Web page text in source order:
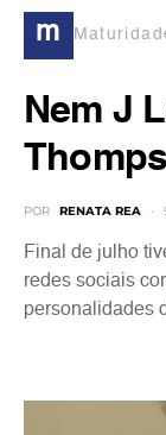
m
Nem J
POR RENATA REA
Final de julho
redes sociais
personalidades